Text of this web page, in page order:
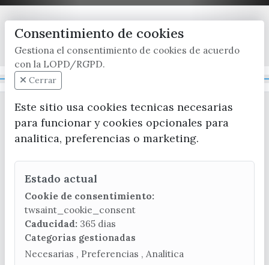
x / twitter facebook youtube instagram
CONTACTA CON LA OFICINA DE TURISMO
(+34) 952 541 104
turismo@velezmalaga.es
C/ Poniente, 2. CP 29740 - Torre del Mar
Consentimiento de cookies
Gestiona el consentimiento de cookies de acuerdo
con la LOPD/RGPD.
Cerrar
Este sitio usa cookies tecnicas necesarias
para funcionar y cookies opcionales para
analitica, preferencias o marketing.
Estado actual
Cookie de consentimiento:
twsaint_cookie_consent
Caducidad: 365 dias
Categorias gestionadas
Necesarias , Preferencias , Analitica